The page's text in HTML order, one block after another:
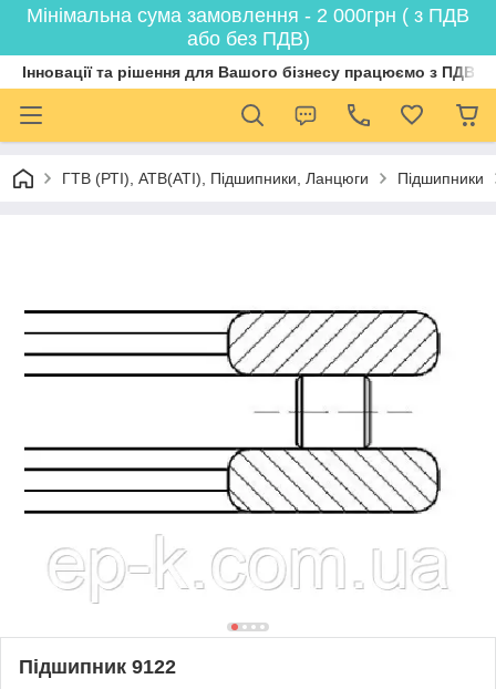
Мінімальна сума замовлення - 2 000грн ( з ПДВ
або без ПДВ)
Інновації та рішення для Вашого бізнесу працюємо з ПДВ
ГТВ (РТI), АТВ(АТI), Пiдшипники, Ланцюги Підшипники
Підшипник 9122